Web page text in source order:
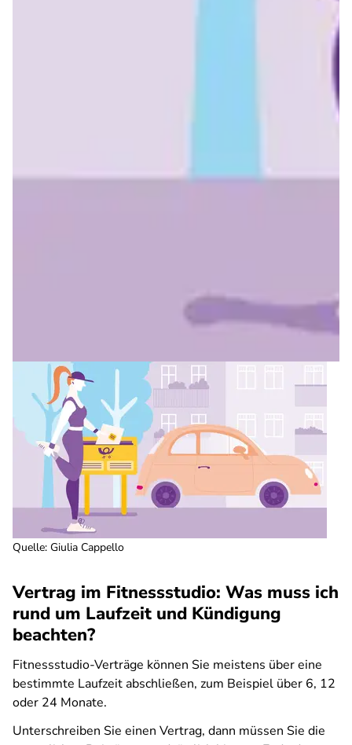
Quelle: Giulia Cappello
Vertrag im Fitnessstudio: Was muss ich
rund um Laufzeit und Kündigung
beachten?
Fitnessstudio-Verträge können Sie meistens über eine
bestimmte Laufzeit abschließen, zum Beispiel über 6, 12
oder 24 Monate.
Unterschreiben Sie einen Vertrag, dann müssen Sie die